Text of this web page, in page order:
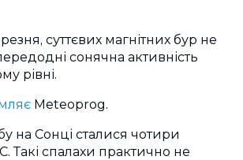
суттєвих магнітних бур не
сонячна активність
рівні.
Meteoprog.
на Сонці сталися чотири
Такі спалахи практично не